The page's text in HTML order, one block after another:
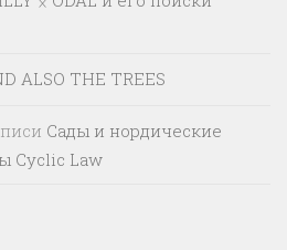
ALSO THE TREES
Сады и нордические
Cyclic Law